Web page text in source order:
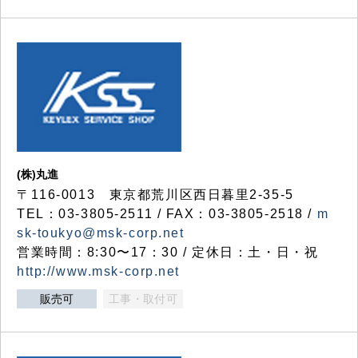
(株)丸進
〒116-0013 東京都荒川区西日暮里2-35-5
TEL：03-3805-2511 / FAX：03-3805-2518 / m
sk-toukyo@msk-corp.net
営業時間：8:30〜17：30 / 定休日：土・日・祝
http://www.msk-corp.net
販売可 工事・取付可